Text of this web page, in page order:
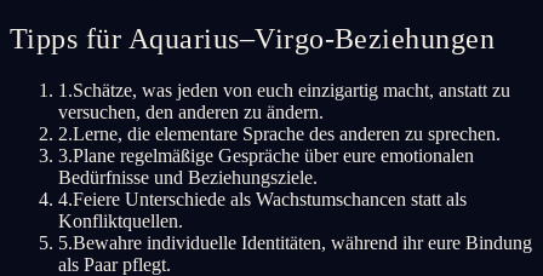
Tipps für Aquarius–Virgo-Beziehungen
1 .Schätze, was jeden von euch einzigartig macht, anstatt zu
versuchen, den anderen zu ändern.
2.Lerne, die elementare Sprache des anderen zu sprechen.
3.Plane regelmäßige Gespräche über eure emotionalen
Bedürfnisse und Beziehungsziele.
4.Feiere Unterschiede als Wachstumschancen statt als
Konfliktquellen.
5.Bewahre individuelle Identitäten, während ihr eure Bindung
als Paar pflegt.